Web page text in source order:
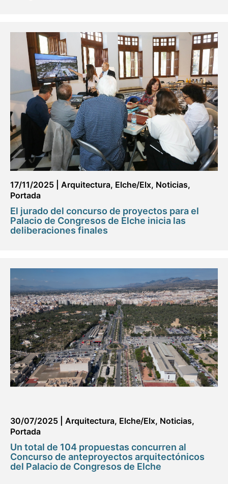
17/11/2025 Arquitectura, Elche/Elx, Noticias,
Portada
El jurado del concurso de proyectos para el
Palacio de Congresos de Elche inicia las
deliberaciones finales
30/07/2025 Arquitectura, Elche/Elx, Noticias,
Portada
Un total de 104 propuestas concurren al
Concurso de anteproyectos arquitectónicos
del Palacio de Congresos de Elche